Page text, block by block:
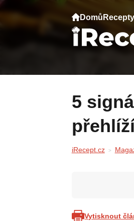
Domů Recepty
5 signálů těla před infarktem — tento
iRecept.cz
Vytisknout